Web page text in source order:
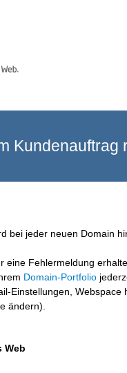
Kundenauftrag
bei jeder neuen Domain
eine Fehlermeldung
Domain-Portfolio
Einstellungen, Webspace
ändern).
Web